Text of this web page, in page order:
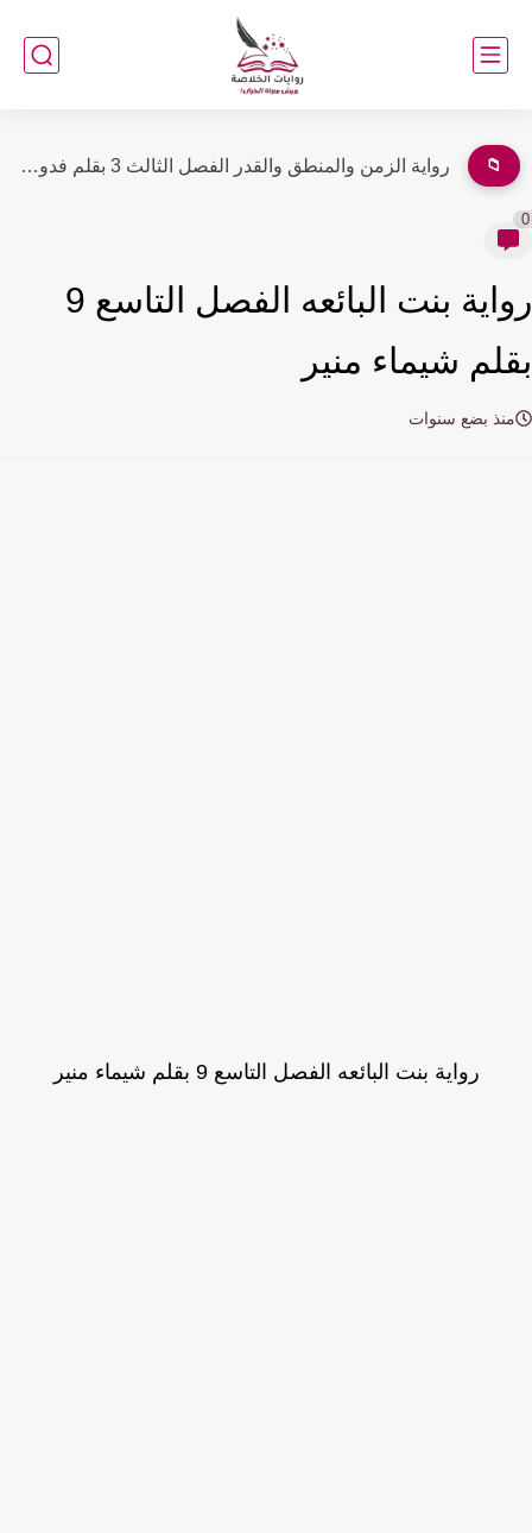
📁 رواية الزمن والمنطق والقدر الفصل الثاني 2 بقلم فدوى خالد
رواية بنت البائعه الفصل التاسع 9
شيماء منير
بضع سنوات
رواية بنت البائعه الفصل التاسع 9 بقلم شيماء منير